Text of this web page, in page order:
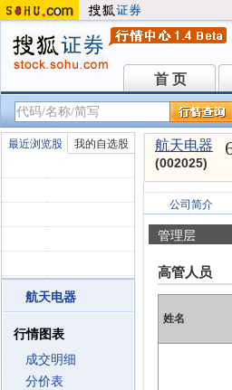
首 页
首 页
最近浏览股 我的自选股
航天电器
行情图表
成交明细
分价表
航天电器
(002025)
公司简介
管理层
高管人员
姓名